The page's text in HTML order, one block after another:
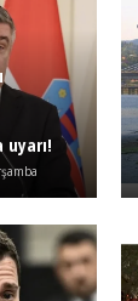
uyarı!